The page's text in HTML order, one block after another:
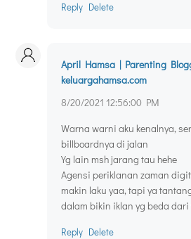
Reply Delete
April Hamsa | Parenting
keluargahamsa.com
8/20/2021 12:56:00 PM
Warna warni aku kenalnya,
billboardnya di jalan
Yg lain msh jarang tau hehe
Agensi periklanan zaman
makin laku yaa, tapi ya
dalam bikin iklan yg beda
Reply Delete